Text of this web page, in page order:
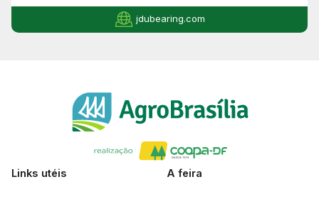
jdubearing.com
Links utéis A feira